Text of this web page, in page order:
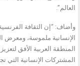
العالم”.
وأضاف: “إن الثقافة
الإنسانية ملموسة، ومعرض
المنطقة العربية الأفق
المشتركات الإنسانية